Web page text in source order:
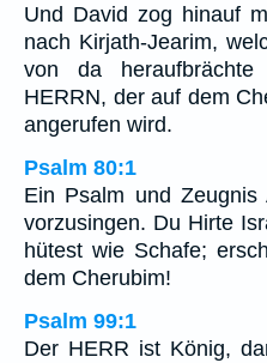
Und David zog hinauf
nach Kirjath-Jearim,
von da
HERRN, der auf dem
angerufen wird.
Psalm 80:1
Ein Psalm und
vorzusingen. Du Hirte
hütest wie Schafe;
dem Cherubim!
Psalm 99:1
Der HERR ist König,